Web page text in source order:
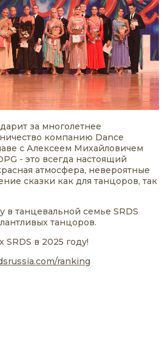
за многолетнее
компанию Dance
с Алексеем Михайловичем
- это всегда настоящий
атмосфера, невероятные
сказки как для танцоров, так
в танцевальной семье SRDS
танцоров.
в 2025 году!
ranking